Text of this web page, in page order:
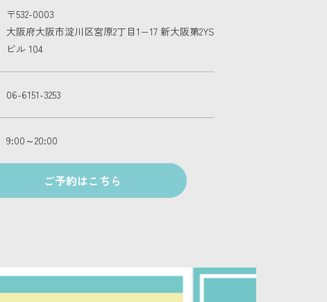
〒532-0003
大阪府大阪市淀川区宮原2丁目1−17 新大阪第2YS
ビル 104
06-6151-3253
9:00～20:00
ご予約はこちら